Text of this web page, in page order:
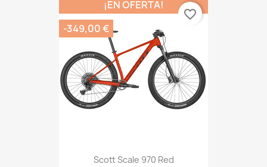
Scott Scale 970 Red
¡EN OFERTA!
-349,00 €
favorite_border